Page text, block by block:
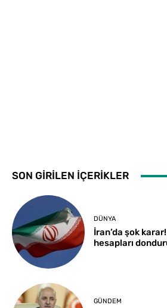
SON GİRİLEN İÇERİKLER
DÜNYA
İran’da şok
hesapları
GÜNDEM